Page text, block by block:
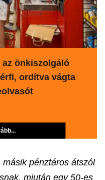
önkiszolgáló
ordítva vágta
másik pénztáros átszól
miután egy 50-es